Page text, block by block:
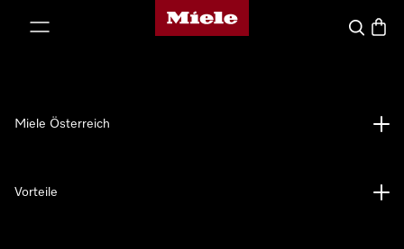
Miele-Homepage
Suche
Miele Österreich
Vorteile